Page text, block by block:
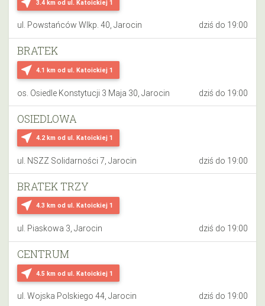
3.4 km od ul. Katoickiej 1
ul. Powstańców Wlkp. 40, Jarocin dziś do 19:00
near_me 4.1 km od ul. Katoickiej 1
BRATEK
os. Osiedle Konstytucji 3 Maja 30, Jarocin dziś do 19:00
near_me 4.2 km od ul. Katoickiej 1
OSIEDLOWA
ul. NSZZ Solidarności 7, Jarocin dziś do 19:00
near_me 4.3 km od ul. Katoickiej 1
BRATEK TRZY
ul. Piaskowa 3, Jarocin dziś do 19:00
near_me 4.5 km od ul. Katoickiej 1
CENTRUM
ul. Wojska Polskiego 44, Jarocin dziś do 19:00